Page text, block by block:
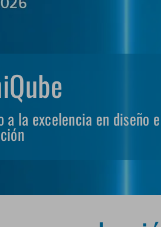
a la excelencia en diseño e